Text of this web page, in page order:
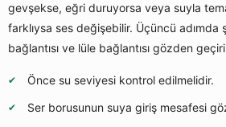
gevşekse, eğri duruyorsa veya suyla
farklıysa ses değişebilir. Üçüncü adımda
bağlantısı ve lüle bağlantısı gözden
Önce su seviyesi kontrol edilmelidir.
Ser borusunun suya giriş mesafesi